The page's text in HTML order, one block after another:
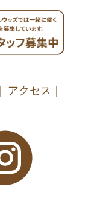
アクセス｜